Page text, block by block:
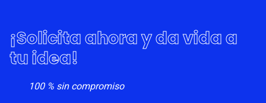
¡Solicita ahora y da vida a
tu idea!
100 % sin compromiso